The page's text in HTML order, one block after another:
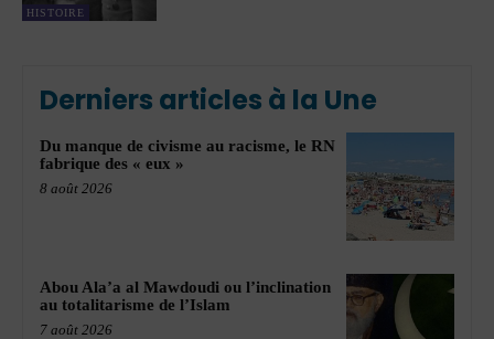
HISTOIRE
Derniers articles à la Une
Du manque de civisme au racisme, le RN
fabrique des « eux »
8 août 2026
Abou Ala’a al Mawdoudi ou l’inclination
au totalitarisme de l’Islam
7 août 2026